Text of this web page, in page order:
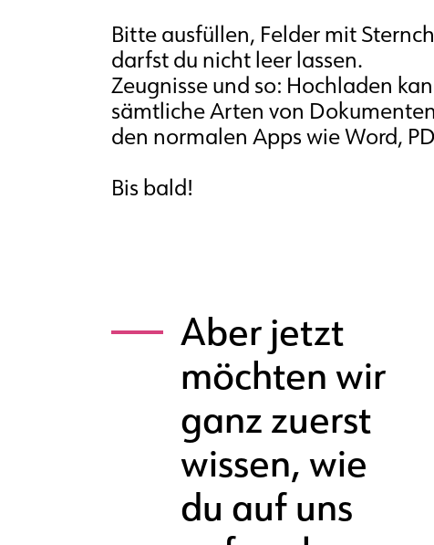
Bitte ausfüllen, Felder mit
darfst du nicht leer lassen.
Zeugnisse und so: Hochladen
sämtliche Arten von
den normalen Apps wie Word,
Bis bald!
Aber jetzt
möchten wir
ganz zuerst
wissen, wie
du auf uns